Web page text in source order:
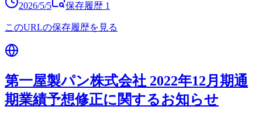
2026/5/5 保存履歴 1
このURLの保存履歴を見る
第一屋製パン株式会社 2022年12月期通
期業績予想修正に関するお知らせ